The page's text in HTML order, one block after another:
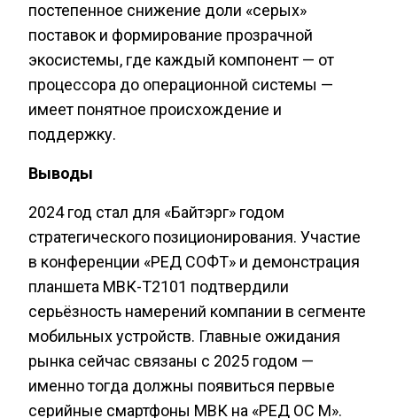
постепенное снижение доли «серых»
поставок и формирование прозрачной
экосистемы, где каждый компонент — от
процессора до операционной системы —
имеет понятное происхождение и
поддержку.
Выводы
2024 год стал для «Байтэрг» годом
стратегического позиционирования. Участие
в конференции «РЕД СОФТ» и демонстрация
планшета МВК-Т2101 подтвердили
серьёзность намерений компании в сегменте
мобильных устройств. Главные ожидания
рынка сейчас связаны с 2025 годом —
именно тогда должны появиться первые
серийные смартфоны МВК на «РЕД ОС М».